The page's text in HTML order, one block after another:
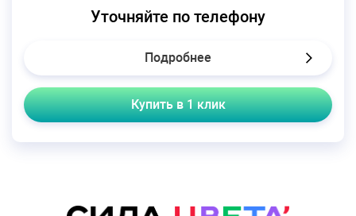
Уточняйте по телефону
Подробнее
Купить в 1 клик